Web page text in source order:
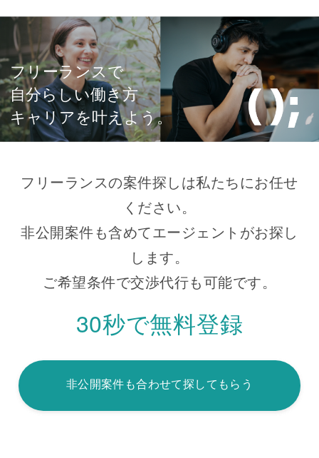
フリーランスで
自分らしい働き方
キャリアを叶えよう。
フリーランスの案件探しは私たちにお任せ
ください。
非公開案件も含めてエージェントがお探し
します。
ご希望条件で交渉代行も可能です。
30秒で無料登録
非公開案件も合わせて探してもらう